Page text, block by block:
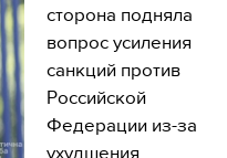
сторона подняла
вопрос усиления
санкций против
Российской
Федерации из-за
ухудшения